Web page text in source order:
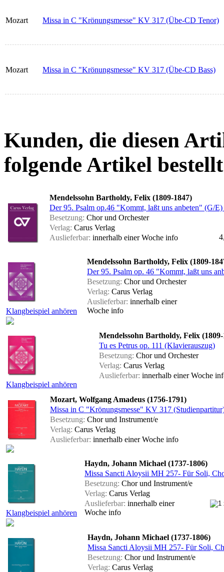
Mozart Missa in C "Krönungsmesse" KV 317 (Übe-CD Tenor)
Mozart Missa in C "Krönungsmesse" KV 317 (Übe-CD Bass)
Kunden, die diesen
folgende Artikel
Mendelssohn Bartholdy, Felix (1809-1847)
Der 95. Psalm op.46 "Kommt, laßt uns anbeten" (G/
Besetzung: Chor und Orchester
Verlag: Carus Verlag
Auslieferbar: innerhalb einer Woche info
Klangbeispiel anhören
Mendelssohn Bartholdy, Felix (1809-
Der 95. Psalm op. 46 "Kommt, laßt uns
Besetzung: Chor und Orchester
Verlag: Carus Verlag
Auslieferbar: innerhalb einer
Woche info
Klangbeispiel anhören
Mendelssohn Bartholdy, Felix (1809-
Tu es Petrus op. 111 (Klavierauszug)
Besetzung: Chor und Orchester
Verlag: Carus Verlag
Auslieferbar: innerhalb einer Woche
Mozart, Wolfgang Amadeus (1756-1791)
Missa in C "Krönungsmesse" KV 317
Besetzung: Chor und Instrument/e
Verlag: Carus Verlag
Auslieferbar: innerhalb einer Woche info
Klangbeispiel anhören
Haydn, Johann Michael (1737-1806)
Missa Sancti Aloysii MH 257- Für Soli,
Besetzung: Chor und Instrument/e
Verlag: Carus Verlag
Auslieferbar: innerhalb einer
Woche info
Haydn, Johann Michael (1737-1806)
Missa Sancti Aloysii MH 257- Für Soli,
Besetzung: Chor und Instrument/e
Verlag: Carus Verlag